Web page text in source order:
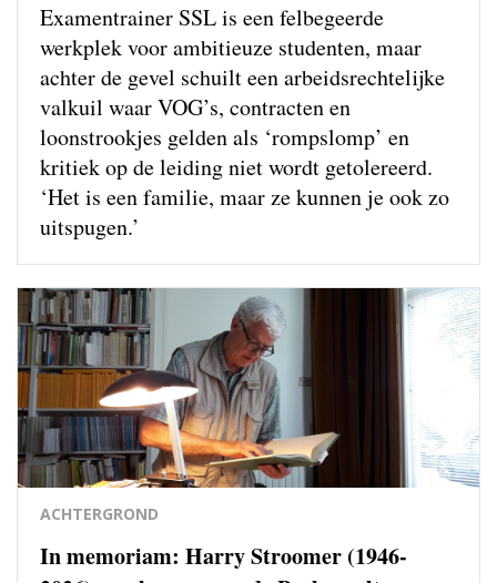
Examentrainer SSL is een felbegeerde
werkplek voor ambitieuze studenten, maar
achter de gevel schuilt een arbeidsrechtelijke
valkuil waar VOG’s, contracten en
loonstrookjes gelden als ‘rompslomp’ en
kritiek op de leiding niet wordt getolereerd.
‘Het is een familie, maar ze kunnen je ook zo
uitspugen.’
ACHTERGROND
In memoriam: Harry Stroomer (1946-